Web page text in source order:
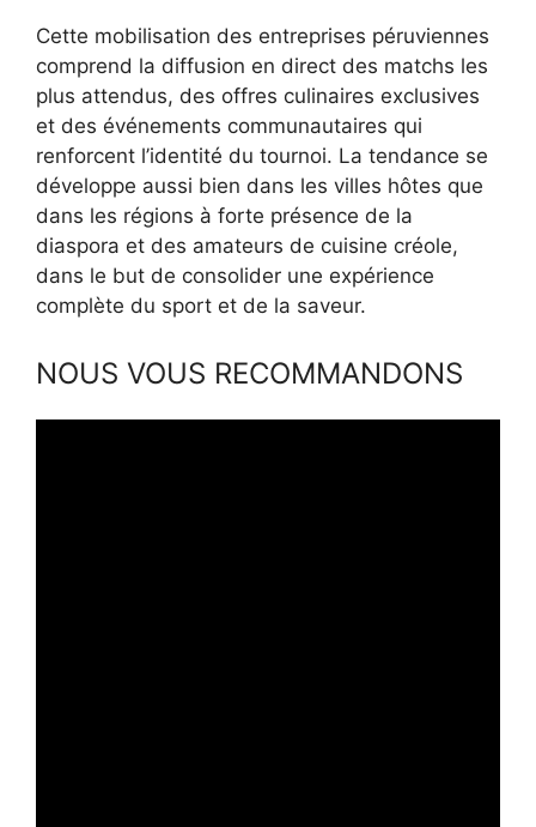
Cette mobilisation des entreprises péruviennes
comprend la diffusion en direct des matchs les
plus attendus, des offres culinaires exclusives
et des événements communautaires qui
renforcent l’identité du tournoi. La tendance se
développe aussi bien dans les villes hôtes que
dans les régions à forte présence de la
diaspora et des amateurs de cuisine créole,
dans le but de consolider une expérience
complète du sport et de la saveur.
NOUS VOUS RECOMMANDONS